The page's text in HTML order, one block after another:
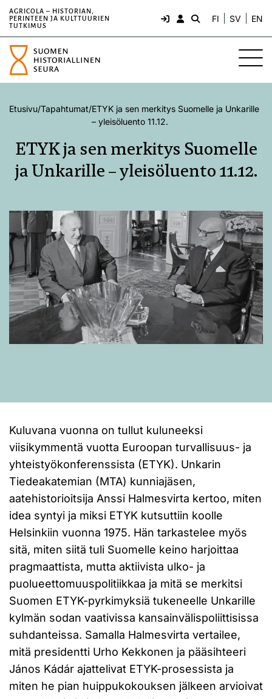
AGRICOLA – HISTORIAN,
PERINTEEN JA KULTTUURIEN
TUTKIMUS
FI SV EN
Etusivu/Tapahtumat/ETYK ja sen merkitys Suomelle ja Unkarille
– yleisöluento 11.12.
ETYK ja sen merkitys Suomelle
ja Unkarille – yleisöluento 11.12.
Kuluvana vuonna on tullut kuluneeksi
viisikymmentä vuotta Euroopan turvallisuus- ja
yhteistyökonferenssista (ETYK). Unkarin
Tiedeakatemian (MTA) kunniajäsen,
aatehistorioitsija Anssi Halmesvirta kertoo, miten
idea syntyi ja miksi ETYK kutsuttiin koolle
Helsinkiin vuonna 1975. Hän tarkastelee myös
sitä, miten siitä tuli Suomelle keino harjoittaa
pragmaattista, mutta aktiivista ulko- ja
puolueettomuuspolitiikkaa ja mitä se merkitsi
Suomen ETYK-pyrkimyksiä tukeneelle Unkarille
kylmän sodan vaativissa kansainvälispoliittisissa
suhdanteissa. Samalla Halmesvirta vertailee,
mitä presidentti Urho Kekkonen ja pääsihteeri
János Kádár ajattelivat ETYK-prosessista ja
miten he pian huippukokouksen jälkeen arvioivat